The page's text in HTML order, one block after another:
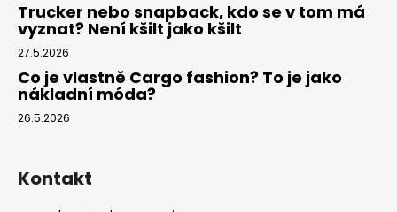
Trucker nebo snapback, kdo se v tom má
vyznat? Není kšilt jako kšilt
27.5.2026
Co je vlastně Cargo fashion? To je jako
nákladní móda?
26.5.2026
Kontakt